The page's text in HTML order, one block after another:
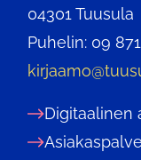
04301 Tuusula
Puhelin: 09
Digitaalinen